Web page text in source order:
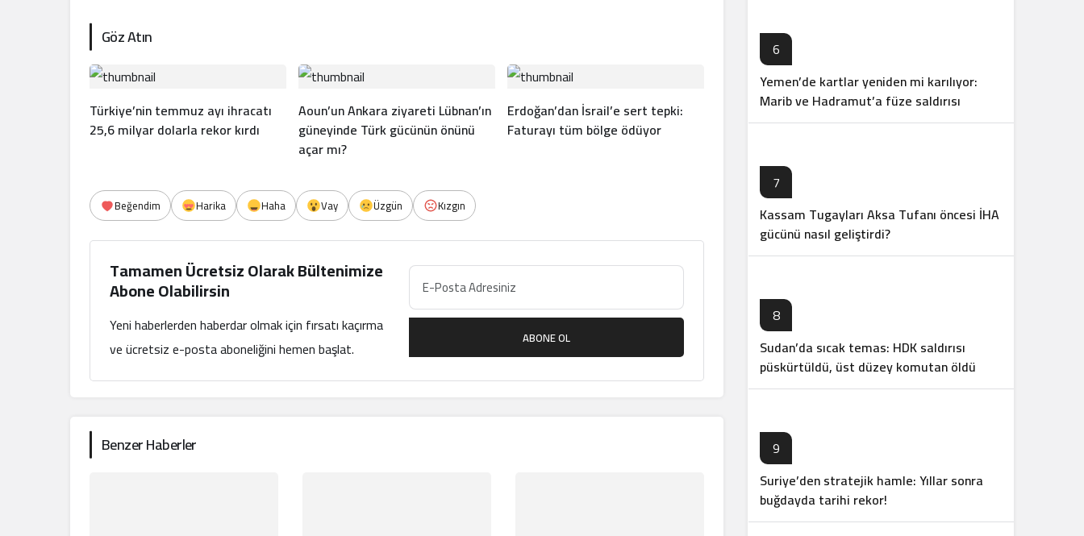
Göz Atın
Türkiye’nin temmuz ayı ihracatı
25,6 milyar dolarla rekor kırdı
Aoun’un Ankara ziyareti Lübnan’ın
güneyinde Türk gücünün önünü
açar mı?
Erdoğan’dan İsrail’e sert tepki:
Faturayı tüm bölge ödüyor
Beğendim Harika Haha Vay Üzgün Kızgın
Tamamen Ücretsiz Olarak Bültenimize
Abone Olabilirsin
Yeni haberlerden haberdar olmak için fırsatı kaçırma
ve ücretsiz e-posta aboneliğini hemen başlat.
ABONE OL
Benzer Haberler
6
Yemen’de kartlar yeniden mi karılıyor:
Marib ve Hadramut’a füze saldırısı
7
Kassam Tugayları Aksa Tufanı öncesi İHA
gücünü nasıl geliştirdi?
8
Sudan’da sıcak temas: HDK saldırısı
püskürtüldü, üst düzey komutan öldü
9
Suriye’den stratejik hamle: Yıllar sonra
buğdayda tarihi rekor!